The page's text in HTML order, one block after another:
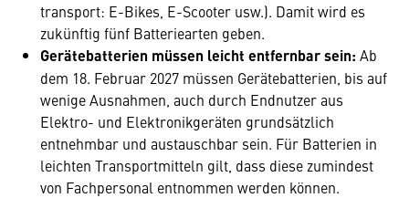
transport: E-Bikes, E-Scooter usw.). Damit wird es
zukünftig fünf Batteriearten geben.
Gerätebatterien müssen leicht entfernbar sein: Ab
dem 18. Februar 2027 müssen Gerätebatterien, bis auf
wenige Ausnahmen, auch durch Endnutzer aus
Elektro- und Elektronikgeräten grundsätzlich
entnehmbar und austauschbar sein. Für Batterien in
leichten Transportmitteln gilt, dass diese zumindest
von Fachpersonal entnommen werden können.